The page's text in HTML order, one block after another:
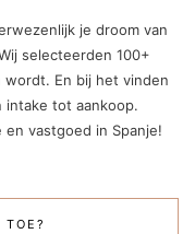
je droom van
selecteerden 100+
wordt. En bij het vinden
intake tot aankoop.
en vastgoed in Spanje!
TOE?